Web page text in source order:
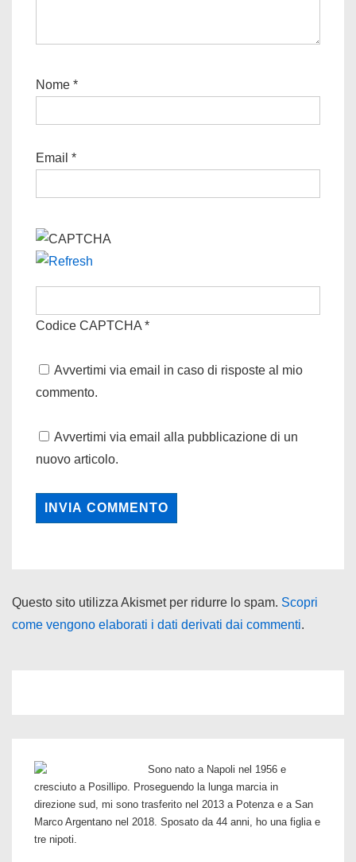
Nome *
Email *
Codice CAPTCHA *
Avvertimi via email in caso di risposte al mio
commento.
Avvertimi via email alla pubblicazione di un
nuovo articolo.
Questo sito utilizza Akismet per ridurre lo spam. Scopri
come vengono elaborati i dati derivati dai commenti.
Sono nato a Napoli nel 1956 e
cresciuto a Posillipo. Proseguendo la lunga marcia in
direzione sud, mi sono trasferito nel 2013 a Potenza e a San
Marco Argentano nel 2018. Sposato da 44 anni, ho una figlia e
tre nipoti.